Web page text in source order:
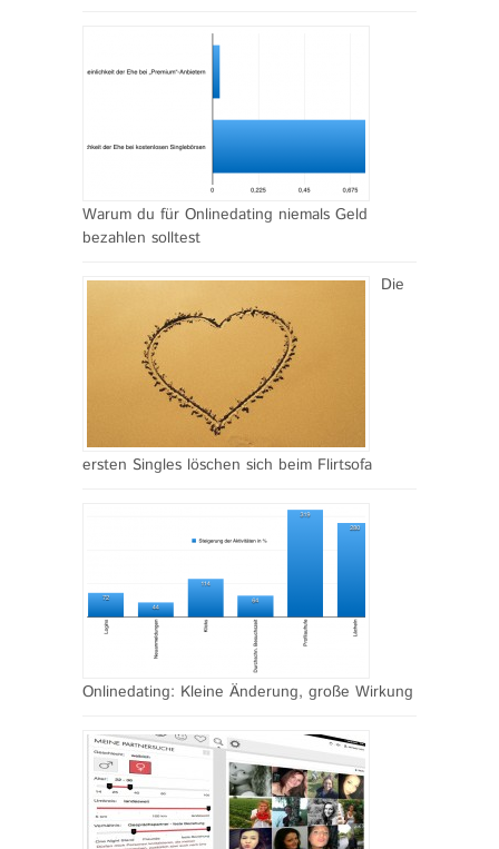
Warum du für Onlinedating niemals Geld
bezahlen solltest
Die
ersten Singles löschen sich beim Flirtsofa
Onlinedating: Kleine Änderung, große Wirkung